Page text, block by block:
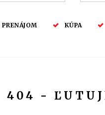
PRENÁJOM KÚPA
404 -